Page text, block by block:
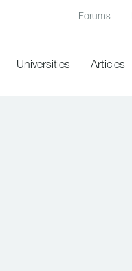
Forums
Universities Articles